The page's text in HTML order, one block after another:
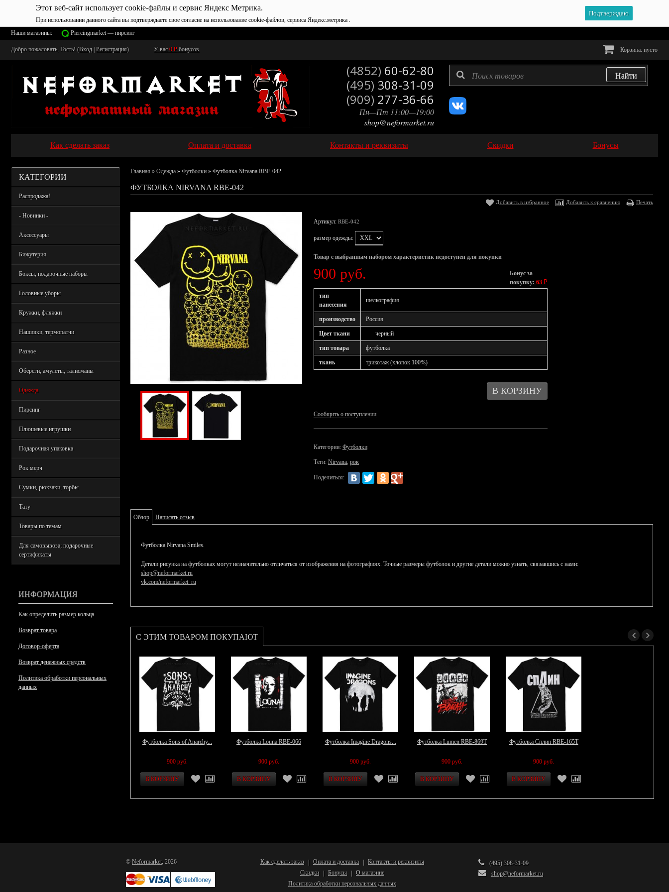
Этот веб-сайт использует cookie-файлы и сервис Яндекс Метрика.
При использовании данного сайта вы подтверждаете свое согласие на использование cookie-файлов, сервиса Яндекс.метрика .
Подтверждаю
Наши магазины: Piercingmarket — пирсинг
Добро пожаловать, Гость! (Вход Регистрация) У вас 0 ₽ бонусов Корзина: пусто
(4852) 60-62-80
(495) 308-31-09
(909) 277-36-66
Пн—Пт 11:00—19:00
shop@neformarket.ru
Как сделать заказ Оплата и доставка Контакты и реквизиты Скидки Бонусы
КАТЕГОРИИ
Распродажа!
- Новинки -
Аксессуары
Бижутерия
Боксы, подарочные наборы
Головные уборы
Кружки, фляжки
Нашивки, термопатчи
Разное
Обереги, амулеты, талисманы
Одежда
Пирсинг
Плюшевые игрушки
Подарочная упаковка
Рок мерч
Сумки, рюкзаки, торбы
Тату
Товары по темам
Для самовывоза; подарочные
сертификаты
ИНФОРМАЦИЯ
Как определить размер кольца
Возврат товара
Договор-оферта
Возврат денежных средств
Политика обработки персональных
данных
Главная » Одежда » Футболки » Футболка Nirvana RBE-042
ФУТБОЛКА NIRVANA RBE-042
Добавить в избранное Добавить к сравнению Печать
Артикул: RBE-042
размер одежды:
Товар с выбранным набором характеристик недоступен для покупки
900 руб.
Бонус за
покупку: 63 ₽
тип
нанесения
шелкография
производство Россия
Цвет ткани черный
тип товара футболка
ткань трикотаж (хлопок 100%)
Сообщить о поступлении
Категории: Футболки
Теги: Nirvana, рок
Поделиться:
Обзор Написать отзыв
Футболка Nirvana Smiles.
Детали рисунка на футболках могут незначительно отличаться от изображения на фотографиях. Точные размеры футболок и другие детали можно узнать, связавшись с нами:
shop@neformarket.ru
vk.com/neformarket_ru
С ЭТИМ ТОВАРОМ ПОКУПАЮТ
Футболка Sons of Anarchy...
900 руб.
Футболка Louna RBE-066
900 руб.
Футболка Imagine Dragons...
900 руб.
Футболка Lumen RBE-869T
900 руб.
Футболка Сплин RBE-165T
900 руб.
© Neformarket, 2026 Как сделать заказ | Оплата и доставка | Контакты и реквизиты
Скидки
| Бонусы | О магазине
Политика обработки персональных данных
(495) 308-31-09
shop@neformarket.ru